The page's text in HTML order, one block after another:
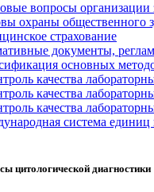
Безопасность труда
и управление
производством
питания в
административно-
вопросы организации
охраны общественного
страхование
документы,
основных
качества
качества
качества
система
цитологической диагностики